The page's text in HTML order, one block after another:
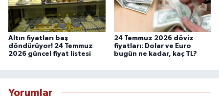
Altın fiyatları baş
döndürüyor! 24 Temmuz
2026 güncel fiyat listesi
24 Temmuz 2026 döviz
fiyatları: Dolar ve Euro
bugün ne kadar, kaç TL?
Yorumlar